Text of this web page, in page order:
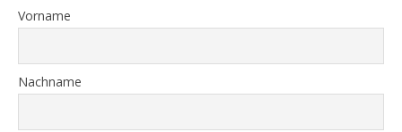
Vorname
Nachname